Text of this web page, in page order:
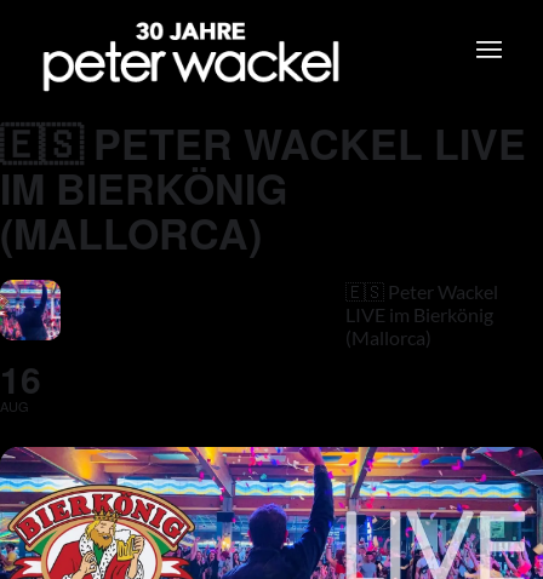
🇪🇸 PETER WACKEL LIVE
IM BIERKÖNIG
(MALLORCA)
16
AUG
🇪🇸 Peter Wackel
LIVE im Bierkönig
(Mallorca)